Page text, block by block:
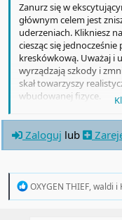
Zanurz się w
głównym celem jest
uderzeniach. Klikniesz
ciesząc się
kreskówkową. Uważaj i
wyrządzają szkody i
skał towarzyszy
wbudowanej fizyce.
Gra obsługuje wiele
odpowiednie dla
Użyj myślenia
Ci się ruchy lub życia.
Zaloguj lub
R
OXYGEN THIEF,waldi i